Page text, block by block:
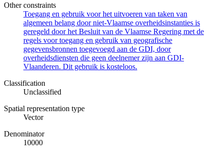
Other constraints
Toegang en gebruik voor het uitvoeren van taken van
algemeen belang door niet-Vlaamse overheidsinstanties is
geregeld door het Besluit van de Vlaamse Regering met de
regels voor toegang en gebruik van geografische
gegevensbronnen toegevoegd aan de GDI, door
overheidsdiensten die geen deelnemer zijn aan GDI-
Vlaanderen. Dit gebruik is kosteloos.
Classification
Unclassified
Spatial representation type
Vector
Denominator
10000